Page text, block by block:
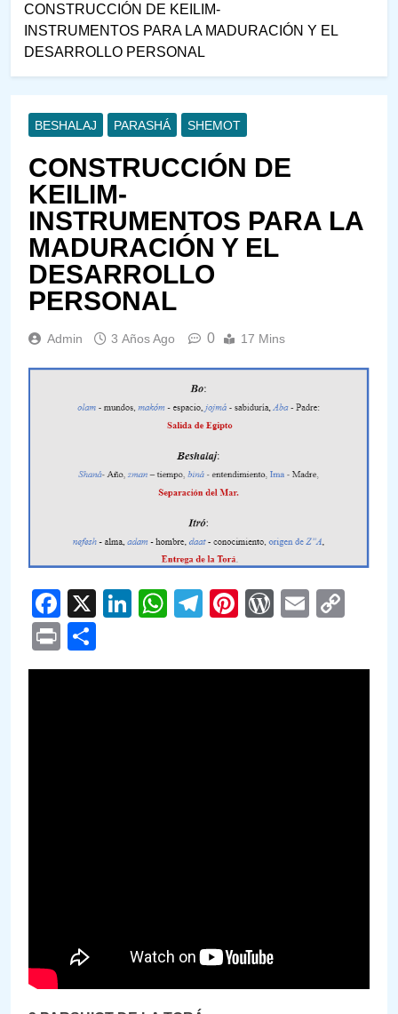
CONSTRUCCIÓN DE KEILIM-
INSTRUMENTOS PARA LA MADURACIÓN Y EL
DESARROLLO PERSONAL
BESHALAJ PARASHÁ SHEMOT
CONSTRUCCIÓN DE
KEILIM-
INSTRUMENTOS PARA LA
MADURACIÓN Y EL
DESARROLLO
PERSONAL
Admin 3 Años Ago 0 17 Mins
Facebook
X LinkedIn
WhatsApp
Telegram
Pinterest
Email
Print